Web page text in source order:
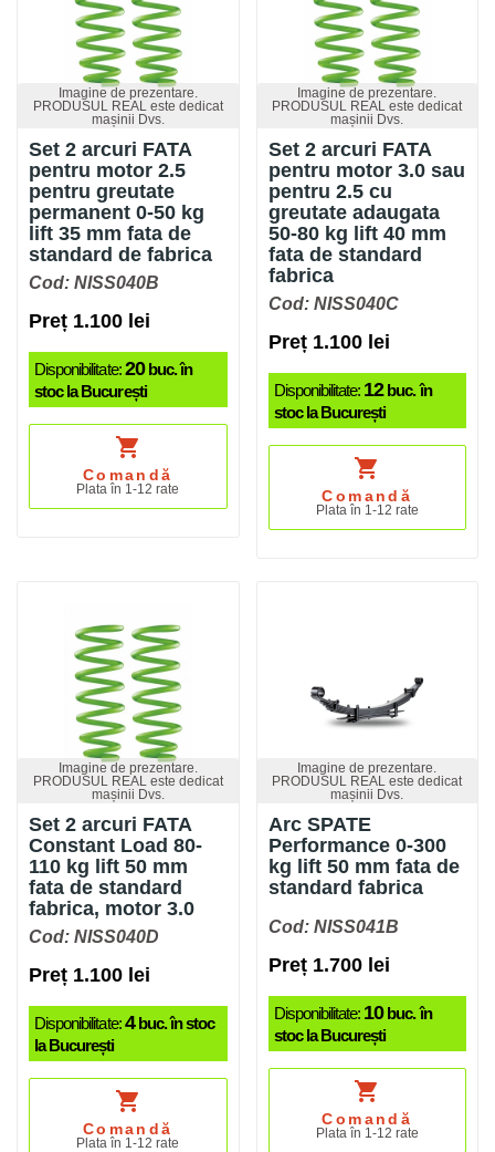
Imagine de prezentare.
PRODUSUL REAL este dedicat
mașinii Dvs.
Set 2 arcuri FATA
pentru motor 2.5
pentru greutate
permanent 0-50 kg
lift 35 mm fata de
standard de fabrica
Cod: NISS040B
Preț 1.100 lei
Disponibilitate:20buc. în
stoc la București
shopping_cart
Comandă
Plata în 1-12 rate
Imagine de prezentare.
PRODUSUL REAL este dedicat
mașinii Dvs.
Set 2 arcuri FATA
pentru motor 3.0 sau
pentru 2.5 cu
greutate adaugata
50-80 kg lift 40 mm
fata de standard
fabrica
Cod: NISS040C
Preț 1.100 lei
Disponibilitate: 12buc. în
stoc la București
shopping_cart
Comandă
Plata în 1-12 rate
Imagine de prezentare.
PRODUSUL REAL este dedicat
mașinii Dvs.
Set 2 arcuri FATA
Constant Load 80-
110 kg lift 50 mm
fata de standard
fabrica, motor 3.0
Cod: NISS040D
Preț 1.100 lei
Disponibilitate:4buc. în stoc
la București
shopping_cart
Comandă
Plata în 1-12 rate
Imagine de prezentare.
PRODUSUL REAL este dedicat
mașinii Dvs.
Arc SPATE
Performance 0-300
kg lift 50 mm fata de
standard fabrica
Cod: NISS041B
Preț 1.700 lei
Disponibilitate: 10buc. în
stoc la București
shopping_cart
Comandă
Plata în 1-12 rate